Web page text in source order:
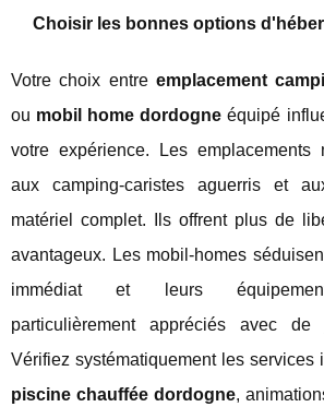
Choisir les bonnes options
Votre choix entre emplacement
ou mobil home dordogne équipé
votre expérience. Les emplacements
aux camping-caristes aguerris et
matériel complet. Ils offrent plus de
avantageux. Les mobil-homes
immédiat et leurs
particulièrement appréciés avec de
Vérifiez systématiquement les services
piscine chauffée dordogne,